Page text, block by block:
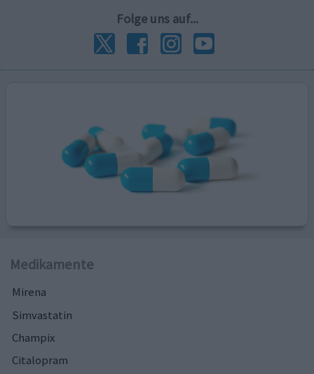
Folge uns auf...
Medikamente
Mirena
Simvastatin
Champix
Citalopram